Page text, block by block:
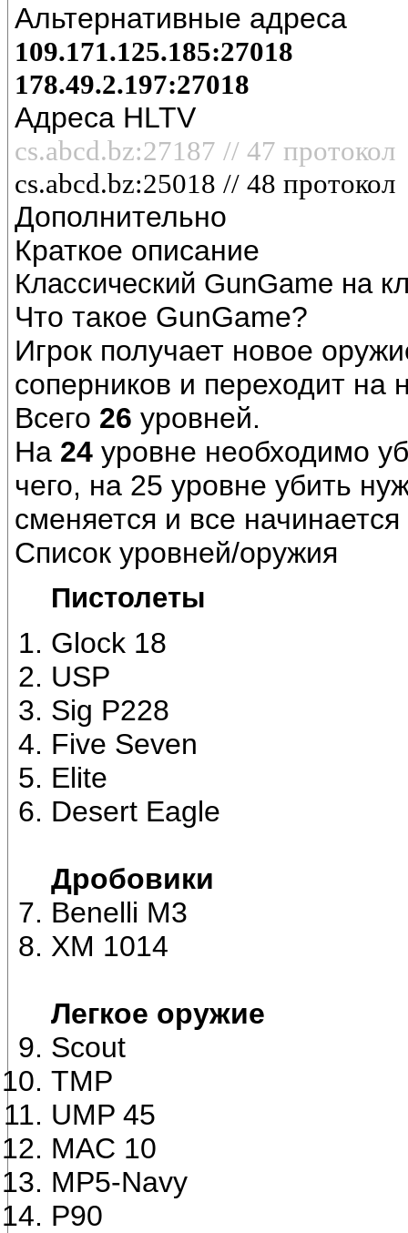
Альтернативные адреса
109.171.125.185:27018
178.49.2.197:27018
Адреса HLTV
cs.abcd.bz:27187 // 47 протокол
cs.abcd.bz:25018 // 48 протокол
Дополнительно
Краткое описание
Классический GunGame на
Что такое GunGame?
Игрок получает новое
соперников и переходит на
Всего 26 уровней.
На 24 уровне необходимо
чего, на 25 уровне убить
сменяется и все
Список уровней/оружия
Пистолеты
Glock 18
USP
Sig P228
Five Seven
Elite
Desert Eagle
Дробовики
Benelli M3
XM 1014
Легкое оружие
Scout
TMP
UMP 45
MAC 10
MP5-Navy
P90